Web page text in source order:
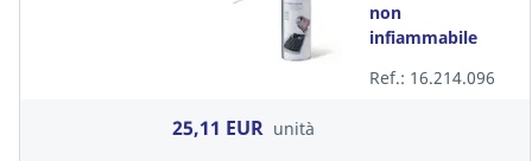
non
infiammabile
Ref.: 16.214.096
25,11 EUR unità